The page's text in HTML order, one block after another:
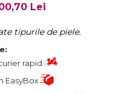
Lei
tipurile de piele.
rapid
EasyBox